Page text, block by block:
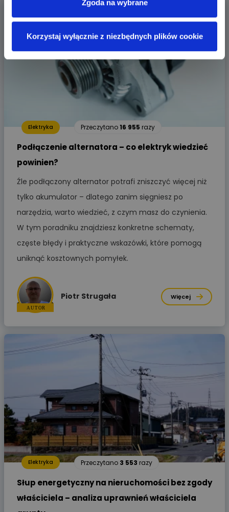
Zgoda na wybrane
Korzystaj wyłącznie z niezbędnych plików cookie
Elektryka Przeczytano16 955 razy
Podłączenie alternatora – co elektryk wiedzieć
powinien?
Źle podłączony alternator potrafi zniszczyć więcej niż
tylko akumulator – dlatego zanim sięgniesz po
narzędzia, warto wiedzieć, z czym masz do czynienia.
W tym poradniku znajdziesz konkretne schematy,
częste błędy i praktyczne wskazówki, które pomogą
uniknąć kosztownych pomyłek.
Piotr Strugała Więcej
Elektryka Przeczytano 3 553 razy
Słup energetyczny na nieruchomości bez zgody
właściciela – analiza uprawnień właściciela